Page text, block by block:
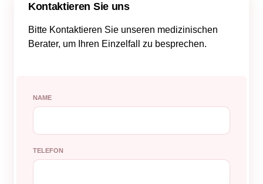
Kontaktieren Sie uns
Bitte Kontaktieren Sie unseren medizinischen
Berater, um Ihren Einzelfall zu besprechen.
NAME
TELEFON